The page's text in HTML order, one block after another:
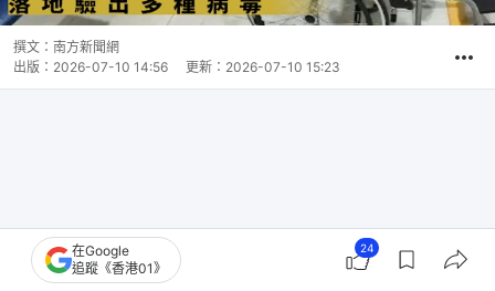
撰文： 南方新聞網
出版： 2026-07-10 14:56 更新： 2026-07-10 15:23
在Google
追蹤《香港01》
24